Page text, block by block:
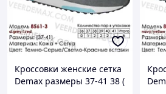
Кроссовки женские сетка
Demax размеры 37-41 38 (